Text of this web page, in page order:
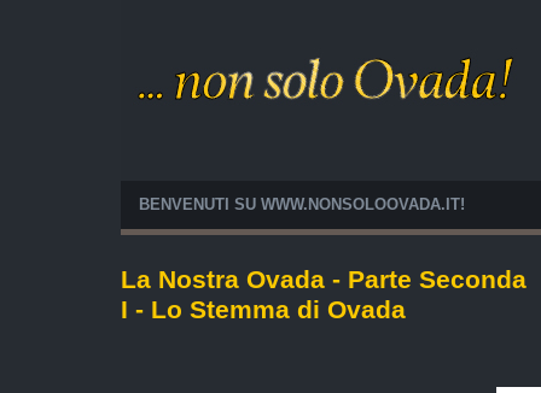
BENVENUTI SU WWW.NONSOLOOVADA.IT!
La Nostra Ovada - Parte Seconda
I - Lo Stemma di Ovada